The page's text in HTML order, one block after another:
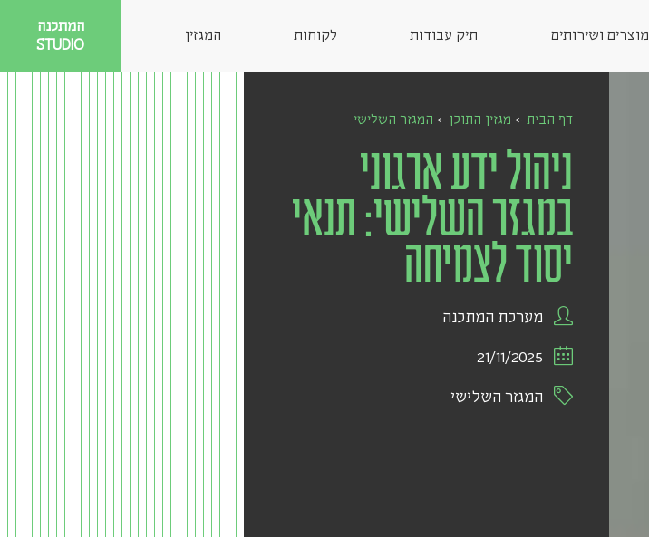
מוצרים ושירותים תיק עבודות לקוחות המגזין
המתכנה
STUDIO
דף הבית ← מגזין התוכן ← המגזר השלישי
ניהול ידע ארגוני
במגזר השלישי: תנאי
יסוד לצמיחה
מערכת המתכנה
21/11/2025
המגזר השלישי